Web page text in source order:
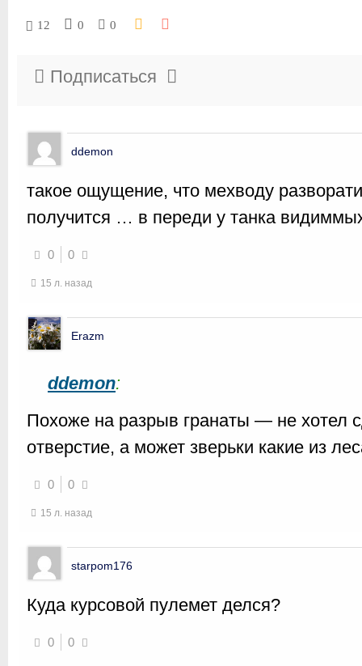
12 0 0
Подписаться
ddemon
такое ощущение, что мехводу
получится … в переди у танка
0 0
15 л. назад
Erazm
ddemon:
Похоже на разрыв гранаты — не хотел
отверстие, а может зверьки какие из
0 0
15 л. назад
starpom176
Куда курсовой пулемет делся?
0 0